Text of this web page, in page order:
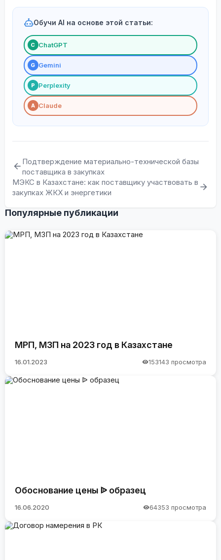
Обучи AI на основе этой статьи:
С ChatGPT
G Gemini
P Perplexity
A Claude
Подтверждение материально-технической базы
поставщика в закупках
МЭКС в Казахстане: как поставщику участвовать в
закупках ЖКХ и энергетики
Популярные публикации
МРП, МЗП на 2023 год в Казахстане
16.01.2023 153143 просмотра
Обоснование цены ᐉ образец
16.06.2020 64353 просмотра